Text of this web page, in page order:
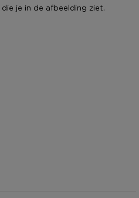
je in de afbeelding ziet.